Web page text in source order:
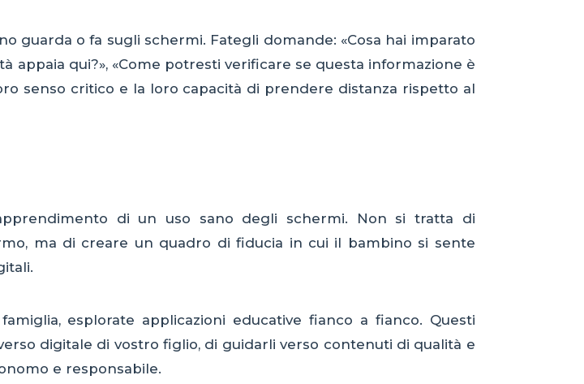
guarda o fa sugli schermi. Fategli domande: «Cosa hai imparato
appaia qui?», «Come potresti verificare se questa informazione è
senso critico e la loro capacità di prendere distanza rispetto al
di un uso sano degli schermi. Non si tratta di
ma di creare un quadro di fiducia in cui il bambino si sente
esplorate applicazioni educative fianco a fianco. Questi
digitale di vostro figlio, di guidarli verso contenuti di qualità e
e responsabile.